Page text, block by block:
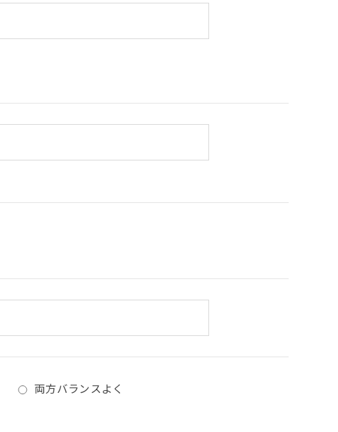
両方バランスよく